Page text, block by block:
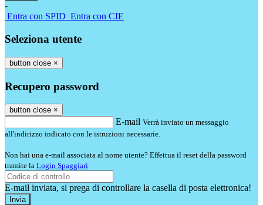
-
Entra con SPID Entra con CIE
Seleziona utente
button close ×
Recupero password
button close ×
E-mail Verrà inviato un messaggio
all'indirizzo indicato con le istruzioni necessarie.
Non hai una e-mail associata al nome utente? Effettua il reset della password
tramite la Login Spaggiari
E-mail inviata, si prega di controllare la casella di posta elettronica!